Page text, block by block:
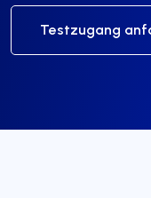
Testzugang